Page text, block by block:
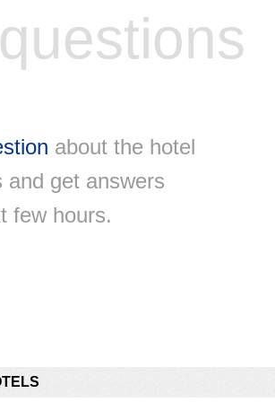
about the hotel
and get answers
few hours.